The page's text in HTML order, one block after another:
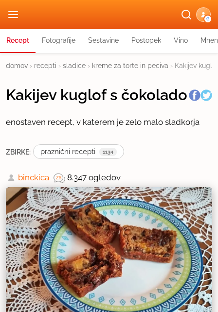
G
Recept Fotografije Sestavine Postopek Vino
domov › recepti › sladice › kreme za torte in peciva › Kakijev
Kakijev kuglof s čokolado
enostaven recept, v katerem je zelo malo sladkorja
ZBIRKE: praznični recepti 1134
binckica 8.347 ogledov